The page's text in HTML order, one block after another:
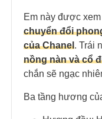
Em này được
chuyển đổi
của Chanel. Trái
nồng nàn và cổ
chắn sẽ ngạc
Ba tầng hương